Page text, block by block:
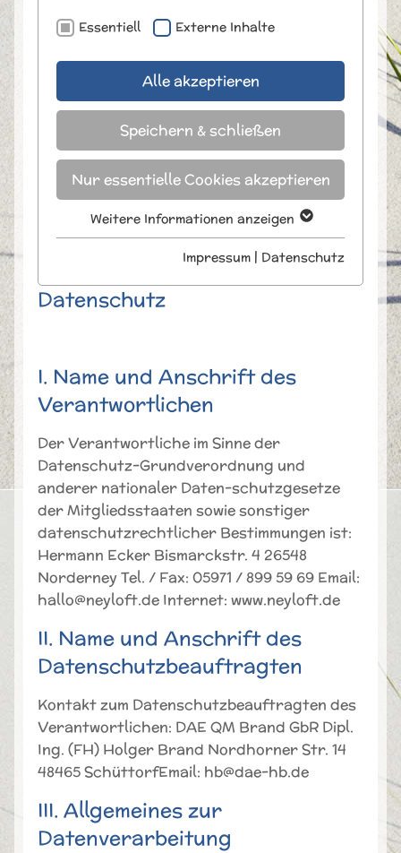
Essentiell Externe Inhalte
Alle akzeptieren
Speichern & schließen
Nur essentielle Cookies akzeptieren
Essentiell
Essentielle Cookies werden für
grundlegende Funktionen der Webseite
benötigt. Dadurch ist gewährleistet, dass
die Webseite einwandfrei funktioniert.
Anbieter TYPO3
Zweck
Dieses Cookie ist ein
Standard-Session-Cookie
von TYPO3. Es speichert im
Falle eines Benutzer-
Logins die Session-ID. So
kann der eingeloggte
Benutzer wiedererkannt
werden und es wird ihm
Bereichen gewährt.
Name cookie_optin
Anbieter TYPO3
Laufzeit 1 Jahr
Zweck
Enthält die gewählten
Cookie-Einstellungen.
Externe Inhalte
Wir verwenden auf unserer Website
externe Inhalte, um Ihnen zusätzliche
Informationen anzubieten.
Weitere Informationen anzeigen
Impressum | Datenschutz
Datenschutz
I. Name und Anschrift des
Verantwortlichen
Der Verantwortliche im Sinne der
Datenschutz-Grundverordnung und
anderer nationaler Daten-schutzgesetze
der Mitgliedsstaaten sowie sonstiger
datenschutzrechtlicher Bestimmungen ist:
Hermann Ecker Bismarckstr. 4 26548
Norderney Tel. / Fax: 05971 / 899 59 69 Email:
hallo@neyloft.de Internet: www.neyloft.de
II. Name und Anschrift des
Datenschutzbeauftragten
Kontakt zum Datenschutzbeauftragten des
Verantwortlichen: DAE QM Brand GbR Dipl.
Ing. (FH) Holger Brand Nordhorner Str. 14
48465 SchüttorfEmail: hb@dae-hb.de
III. Allgemeines zur
Datenverarbeitung